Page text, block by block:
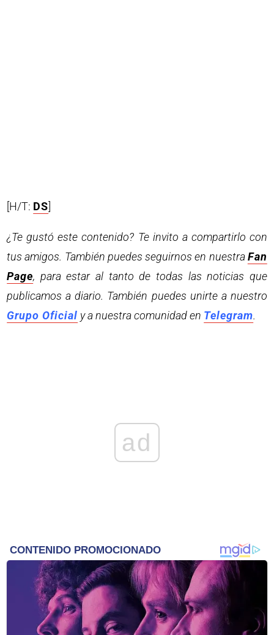
[H/T: DS
¿Te gustó este contenido? Te invito a compartirlo con
tus amigos. También puedes seguirnos en nuestraFan
Page, para estar al tanto de todas las noticias que
publicamos a diario. También puedes unirte a nuestro
Grupo Oficial y a nuestra comunidad en Telegram.
ad